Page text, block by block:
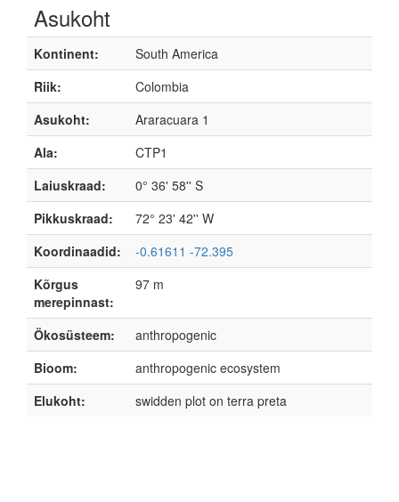
Asukoht
Kontinent:
South America
Riik:
Colombia
Asukoht:
Araracuara 1
Ala:
CTP1
Laiuskraad:
0° 36' 58'' S
Pikkuskraad:
72° 23' 42'' W
Koordinaadid:
-0.61611 -72.395
Kõrgus
merepinnast:
97 m
Ökosüsteem:
anthropogenic
Bioom:
anthropogenic ecosystem
Elukoht:
swidden plot on terra preta